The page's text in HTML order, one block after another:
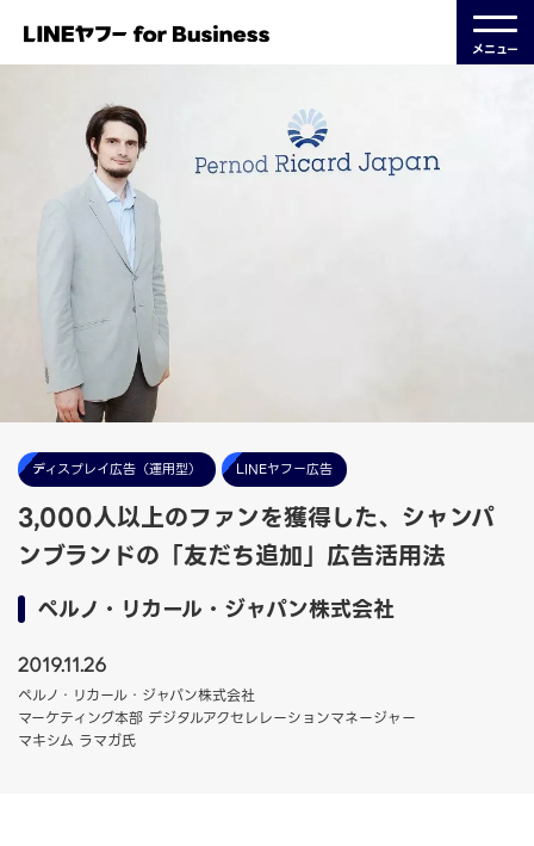
メニュー
ディスプレイ広告（運用型） LINEヤフー広告
3,000人以上のファンを獲得した、シャンパ
ンブランドの「友だち追加」広告活用法
ペルノ・リカール・ジャパン株式会社
2019.11.26
ペルノ・リカール・ジャパン株式会社
マーケティング本部 デジタルアクセレレーションマネージャー
マキシム ラマガ氏